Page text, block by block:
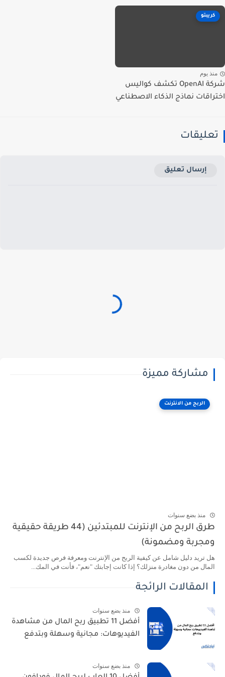
كريبتو
يوم
شركة OpenAI تكشف كواليس
نماذج الذكاء الاصطناعي
إرسال تعليق
مشاركة مميزة
الربح من الانترنت
منذ بضع سنوات
طرق الربح من الإنترنت للمبتدئين (44 طريقة حقيقية
ومجربة ومضمونة)
هل تريد دليل شامل عن كيفية الربح من الإنترنت ومعرفة فرص جديدة لكسب
المال من دون مغادرة منزلك؟ إذا كانت إجابتك "نعم"، فأنت في المك...
المقالات الرائجة
منذ بضع سنوات
أفضل 11 تطبيق ربح المال من مشاهدة
الفيديوهات: مجانية وسهلة وبتدفع
منذ بضع سنوات